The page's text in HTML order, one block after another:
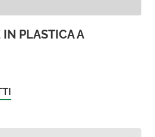
PLASTICA A